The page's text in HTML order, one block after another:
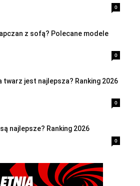
0
z sofą? Polecane modele
0
twarz jest najlepsza? Ranking 2026
0
najlepsze? Ranking 2026
0